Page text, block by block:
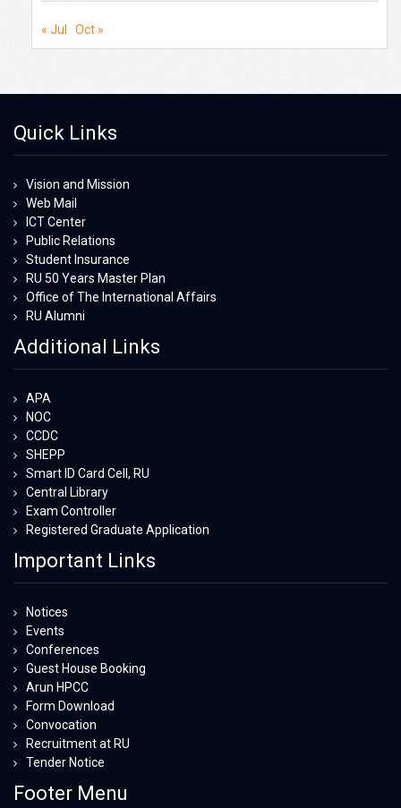
« Jul Oct »
Quick Links
Vision and Mission
Web Mail
ICT Center
Public Relations
Student Insurance
RU 50 Years Master Plan
Office of The International Affairs
RU Alumni
Additional Links
APA
NOC
CCDC
SHEPP
Smart ID Card Cell, RU
Central Library
Exam Controller
Registered Graduate Application
Important Links
Notices
Events
Conferences
Guest House Booking
Arun HPCC
Form Download
Convocation
Recruitment at RU
Tender Notice
Footer Menu